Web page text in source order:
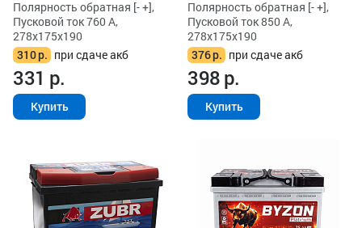
Полярность обратная [- +],
Пусковой ток 760 А,
278x175x190
310р. при сдаче акб
331 р.
Купить
Полярность обратная [- +],
Пусковой ток 850 А,
278x175x190
376р. при сдаче акб
398р.
Купить